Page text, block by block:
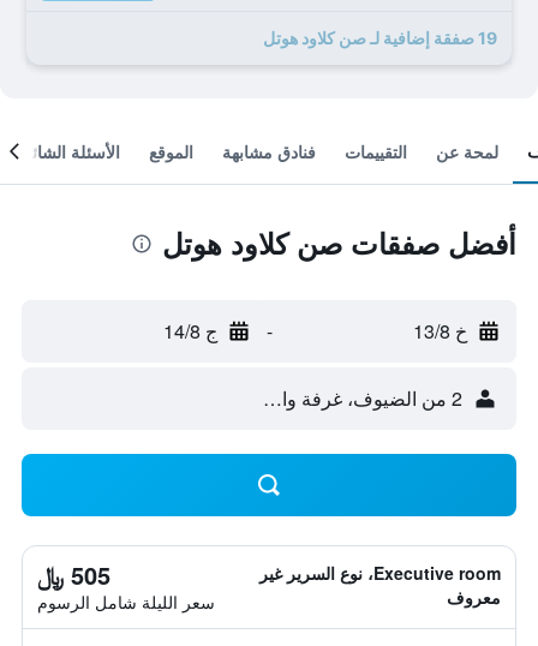
19 صفقة إضافية لـ صن كلاود هوتل
لمحة عن التقييمات فنادق مشابهة الموقع الأسئلة الشائعة
أفضل صفقات صن كلاود هوتل
خ 13/8 - ج 14/8
2 من الضيوف، غرفة واحدة
Executive room، نوع السرير غير
معروف
505 ﷼
سعر الليلة شامل الرسوم